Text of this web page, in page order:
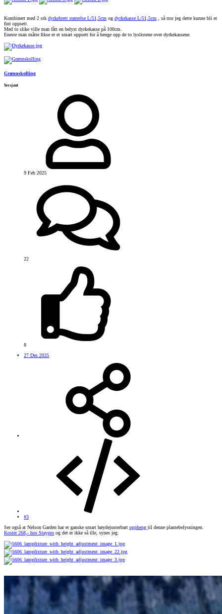
Kombinert med 2 stk dyrkebrett størrelse L/51,5cm og dyrkekasse L/51,5cm , så tror jeg dette kunne bli et
fint oppsett.
Med to slike ville man fått en belyst dyrkekasse på 100cm.
Eneste man måtte fikse er et smart oppsett for å henge opp de to lyslistene over dyrkekassene.
Grønnskolling
Sersjant
9 Feb 2025
22
8
27 Des 2025
#3
Ser også at Nelson Garden har et ganske smart høydejusterbart oppheng til denne plantebelysningen.
Koster 268,- hos Staypro og det er ikke så ille, synes jeg.